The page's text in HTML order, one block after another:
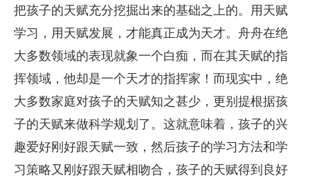
把孩子的天赋充分挖掘出来的基础之上的。用天赋
学习，用天赋发展，才能真正成为天才。舟舟在绝
大多数领域的表现就象一个白痴，而在其天赋的指
挥领域，他却是一个天才的指挥家！而现实中，绝
大多数家庭对孩子的天赋知之甚少，更别提根据孩
子的天赋来做科学规划了。这就意味着，孩子的兴
趣爱好刚好跟天赋一致，然后孩子的学习方法和学
习策略又刚好跟天赋相吻合，孩子的天赋得到良好